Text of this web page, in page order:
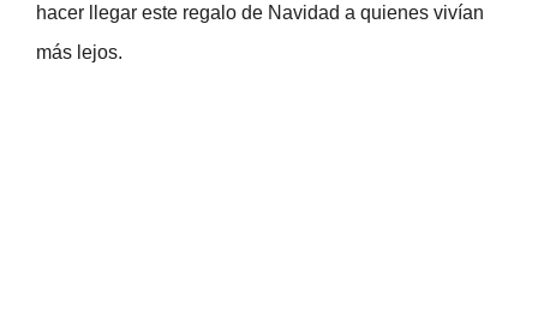
hacer llegar este regalo de Navidad a quienes vivían
más lejos.